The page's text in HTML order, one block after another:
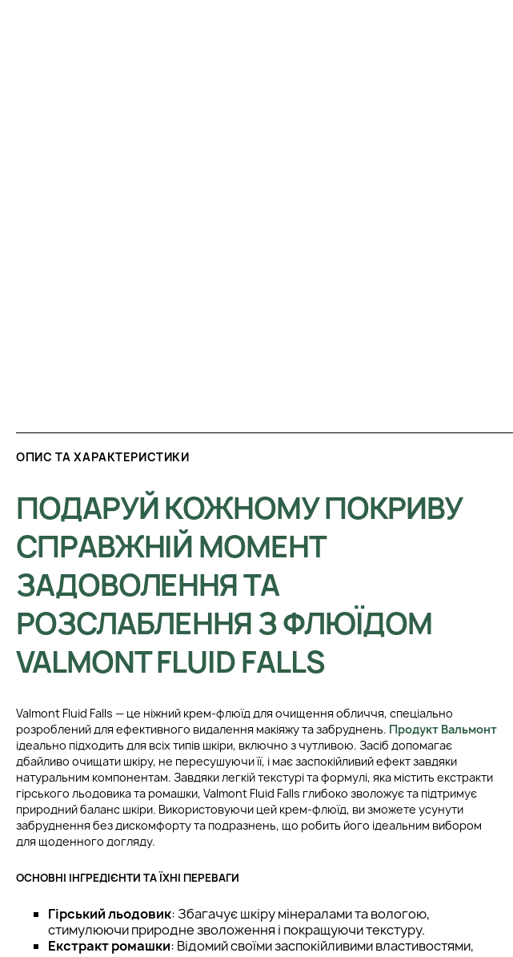
ОПИС ТА ХАРАКТЕРИСТИКИ
ПОДАРУЙ КОЖНОМУ ПОКРИВУ
СПРАВЖНІЙ МОМЕНТ
ЗАДОВОЛЕННЯ ТА
РОЗСЛАБЛЕННЯ З ФЛЮЇДОМ
VALMONT FLUID FALLS
Valmont Fluid Falls — це ніжний крем-флюїд для очищення обличчя, спеціально
розроблений для ефективного видалення макіяжу та забруднень. Продукт Вальмонт
ідеально підходить для всіх типів шкіри, включно з чутливою. Засіб допомагає
дбайливо очищати шкіру, не пересушуючи її, і має заспокійливий ефект завдяки
натуральним компонентам. Завдяки легкій текстурі та формулі, яка містить екстракти
гірського льодовика та ромашки, Valmont Fluid Falls глибоко зволожує та підтримує
природний баланс шкіри. Використовуючи цей крем-флюїд, ви зможете усунути
забруднення без дискомфорту та подразнень, що робить його ідеальним вибором
для щоденного догляду.
ОСНОВНІ ІНГРЕДІЄНТИ ТА ЇХНІ ПЕРЕВАГИ
Гірський льодовик: Збагачує шкіру мінералами та вологою,
стимулюючи природне зволоження і покращуючи текстуру.
Екстракт ромашки: Відомий своїми заспокійливими властивостями,